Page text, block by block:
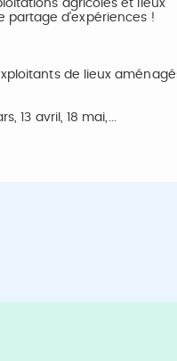
agricoles et lieux
partage d'expériences !
de lieux
13 avril, 18 mai,...